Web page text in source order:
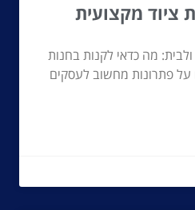
ציוד מקצועית
מה כדאי לקנות בחנות
על פתרונות מחשוב לעסקים